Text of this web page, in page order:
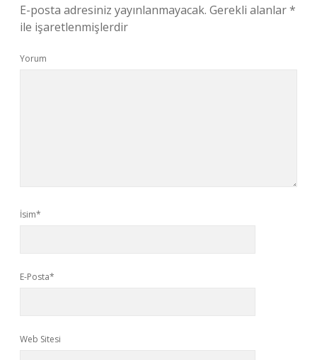
E-posta adresiniz yayınlanmayacak. Gerekli alanlar*
ile işaretlenmişlerdir
Yorum
İsim*
E-Posta*
Web Sitesi